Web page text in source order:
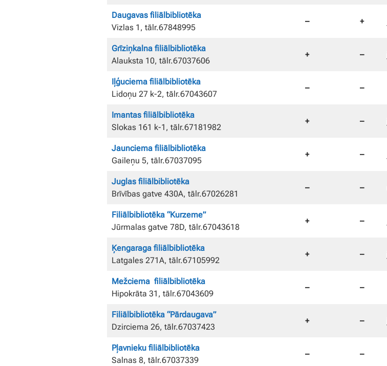
Daugavas filiālbibliotēka
Vizlas 1, tālr.67848995
– +
Grīziņkalna filiālbibliotēka
Alauksta 10, tālr.67037606
+ –
Iļģuciema filiālbibliotēka
Lidoņu 27 k-2, tālr.67043607
– –
Imantas filiālbibliotēka
Slokas 161 k-1, tālr.67181982
+ –
Jaunciema filiālbibliotēka
Gaileņu 5, tālr.67037095
+ –
Juglas filiālbibliotēka
Brīvības gatve 430A, tālr.67026281
– –
Filiālbibliotēka “Kurzeme”
Jūrmalas gatve 78D, tālr.67043618
+ –
Ķengaraga filiālbibliotēka
Latgales 271A, tālr.67105992
+ –
Mežciema filiālbibliotēka
Hipokrāta 31, tālr.67043609
– –
Filiālbibliotēka “Pārdaugava”
Dzirciema 26, tālr.67037423
+ –
Pļavnieku filiālbibliotēka
Salnas 8, tālr.67037339
– –